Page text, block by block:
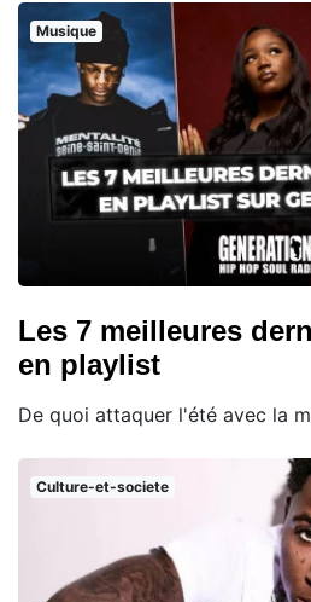
Musique
Les 7 meilleures
en playlist
De quoi attaquer l'été avec la
Culture-et-societe